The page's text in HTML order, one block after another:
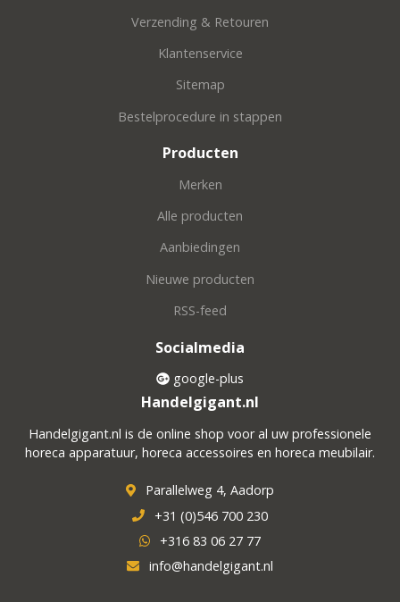
Verzending & Retouren
Klantenservice
Sitemap
Bestelprocedure in stappen
Producten
Merken
Alle producten
Aanbiedingen
Nieuwe producten
RSS-feed
Socialmedia
google-plus
Handelgigant.nl
Handelgigant.nl is de online shop voor al uw professionele
horeca apparatuur, horeca accessoires en horeca meubilair.
Parallelweg 4, Aadorp
+31 (0)546 700 230
+316 83 06 27 77
info@handelgigant.nl